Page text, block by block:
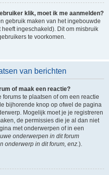
klik, moet ik me aanmelden?
gebruik maken van het ingebouwde
ingeschakeld). Dit om misbruik
te voorkomen.
van berichten
of maak een reactie?
te plaatsen of om een reactie
bijhorende knop op ofwel de pagina
Mogelijk moet je je registreren
de permissies die je al dan niet
met onderwerpen of in een
onderwerpen in dit forum
onderwerp in dit forum, enz. ).